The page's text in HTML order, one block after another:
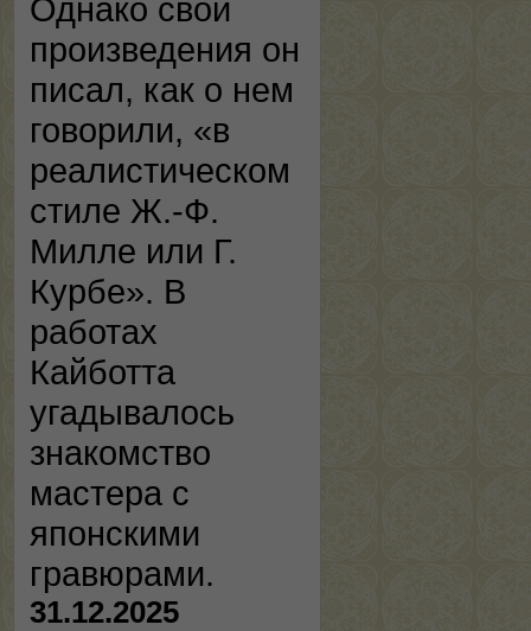
Однако свои
произведения он
писал, как о нем
говорили, «в
реалистическом
стиле Ж.-Ф.
Милле или Г.
Курбе». В
работах
Кайботта
угадывалось
знакомство
мастера с
японскими
гравюрами.
31.12.2025